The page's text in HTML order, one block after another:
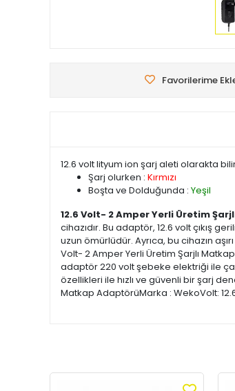
Favorilerime
12.6 volt lityum ion şarj aleti olarakta
Şarj olurken : Kırmızı
Boşta ve Dolduğunda : Yeşil
12.6 Volt- 2 Amper Yerli Üretim
cihazıdır. Bu adaptör, 12.6 volt çıkış
uzun ömürlüdür. Ayrıca, bu cihazın
Volt- 2 Amper Yerli Üretim Şarjlı
adaptör 220 volt şebeke elektriği ile
özellikleri ile hızlı ve güvenli bir şarj
Matkap AdaptörüMarka : WekoVolt: